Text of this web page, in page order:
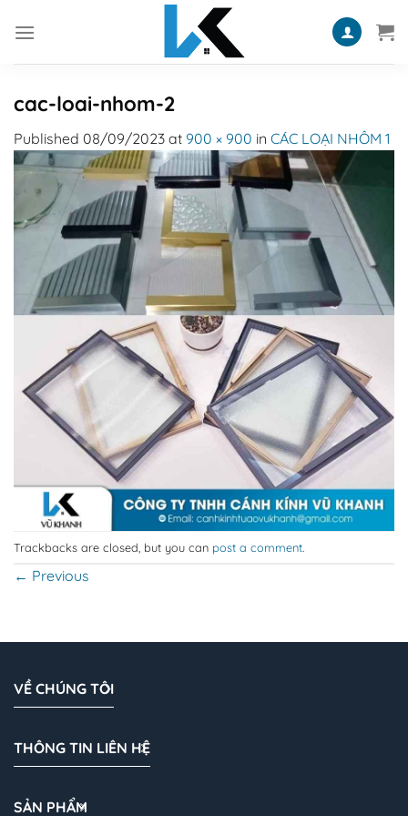
cac-loai-nhom-2
Published 08/09/2023 at 900 × 900 in CÁC LOẠI NHÔM 1
Trackbacks are closed, but you can post a comment.
← Previous
VỀ CHÚNG TÔI
THÔNG TIN LIÊN HỆ
SẢN PHẨM